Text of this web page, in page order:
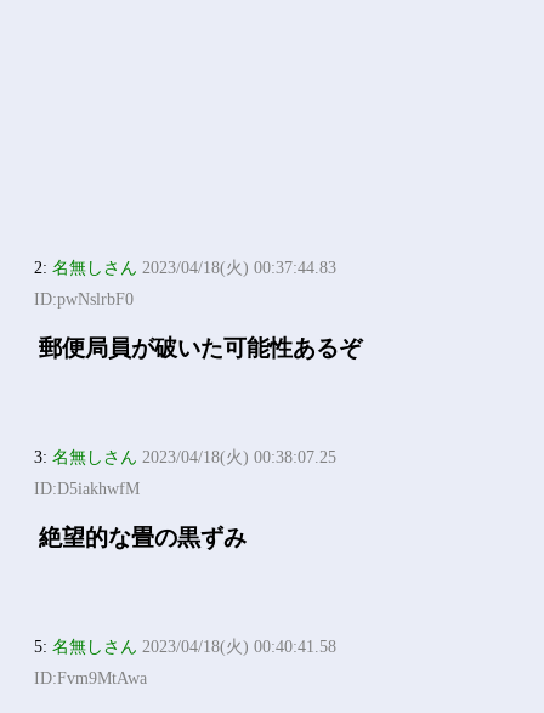
2:名無しさん 2023/04/18(火) 00:37:44.83
ID:pwNslrbF0
郵便局員が破いた可能性あるぞ
3:名無しさん 2023/04/18(火) 00:38:07.25
ID:D5iakhwfM
絶望的な畳の黒ずみ
5:名無しさん 2023/04/18(火) 00:40:41.58
ID:Fvm9MtAwa